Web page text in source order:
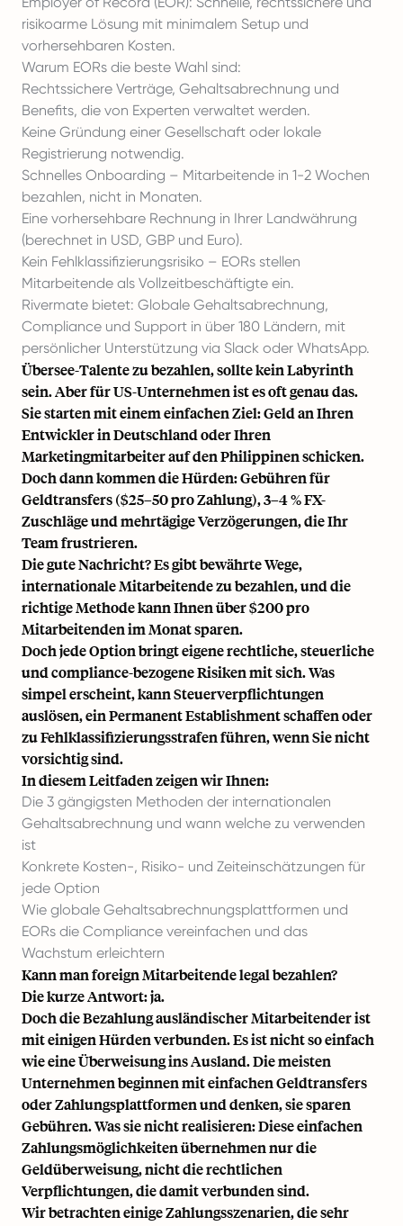
risikoarme Lösung mit minimalem Setup und
vorhersehbaren Kosten.
Warum EORs die beste Wahl sind:
Rechtssichere Verträge, Gehaltsabrechnung und
Benefits, die von Experten verwaltet werden.
Keine Gründung einer Gesellschaft oder lokale
Registrierung notwendig.
Schnelles Onboarding – Mitarbeitende in 1-2 Wochen
bezahlen, nicht in Monaten.
Eine vorhersehbare Rechnung in Ihrer Landwährung
(berechnet in USD, GBP und Euro).
Kein Fehlklassifizierungsrisiko – EORs stellen
Mitarbeitende als Vollzeitbeschäftigte ein.
Rivermate bietet: Globale Gehaltsabrechnung,
Compliance und Support in über 180 Ländern, mit
persönlicher Unterstützung via Slack oder WhatsApp.
Übersee-Talente zu bezahlen, sollte kein Labyrinth
sein. Aber für US-Unternehmen ist es oft genau das.
Sie starten mit einem einfachen Ziel: Geld an Ihren
Entwickler in Deutschland oder Ihren
Marketingmitarbeiter auf den Philippinen schicken.
Doch dann kommen die Hürden: Gebühren für
Geldtransfers ($25–50 pro Zahlung), 3–4 % FX-
Zuschläge und mehrtägige Verzögerungen, die Ihr
Team frustrieren.
Die gute Nachricht? Es gibt bewährte Wege,
internationale Mitarbeitende zu bezahlen, und die
richtige Methode kann Ihnen über $200 pro
Mitarbeitenden im Monat sparen.
Doch jede Option bringt eigene rechtliche, steuerliche
und compliance-bezogene Risiken mit sich. Was
simpel erscheint, kann Steuerverpflichtungen
auslösen, ein Permanent Establishment schaffen oder
zu Fehlklassifizierungsstrafen führen, wenn Sie nicht
vorsichtig sind.
In diesem Leitfaden zeigen wir Ihnen:
Die 3 gängigsten Methoden der internationalen
Gehaltsabrechnung und wann welche zu verwenden
ist
Konkrete Kosten-, Risiko- und Zeiteinschätzungen für
jede Option
Wie globale Gehaltsabrechnungsplattformen und
EORs die Compliance vereinfachen und das
Wachstum erleichtern
Kann man foreign Mitarbeitende legal bezahlen?
Die kurze Antwort: ja.
Doch die Bezahlung ausländischer Mitarbeitender ist
mit einigen Hürden verbunden. Es ist nicht so einfach
wie eine Überweisung ins Ausland. Die meisten
Unternehmen beginnen mit einfachen Geldtransfers
oder Zahlungsplattformen und denken, sie sparen
Gebühren. Was sie nicht realisieren: Diese einfachen
Zahlungsmöglichkeiten übernehmen nur die
Geldüberweisung, nicht die rechtlichen
Verpflichtungen, die damit verbunden sind.
Wir betrachten einige Zahlungsszenarien, die sehr